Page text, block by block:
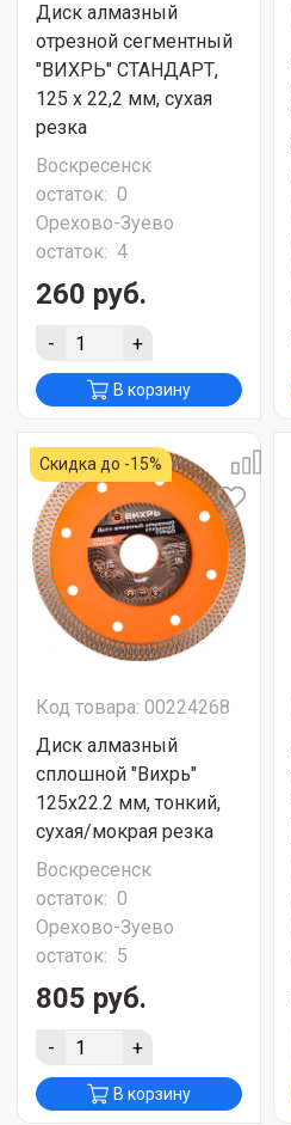
Диск алмазный
отрезной сегментный
"ВИХРЬ" СТАНДАРТ,
125 х 22,2 мм, сухая
резка
Воскресенск
остаток: 0
Орехово-Зуево
остаток: 4
260 руб.
- +
В корзину
Скидка до -15%
Код товара: 00224268
Диск алмазный
сплошной "Вихрь"
125х22.2 мм, тонкий,
сухая/мокрая резка
Воскресенск
остаток: 0
Орехово-Зуево
остаток: 5
805 руб.
- +
В корзину